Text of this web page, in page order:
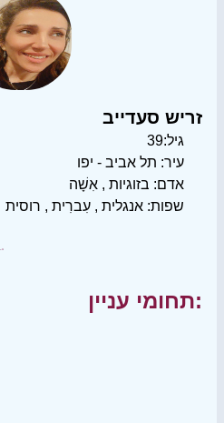
זריש סעדייב
גיל:39
עיר: תל אביב - יפו
אדם: בזוגיות , אִשָׁה
שפות: אנגלית , עִברִית , רוסית
תחומי עניין: